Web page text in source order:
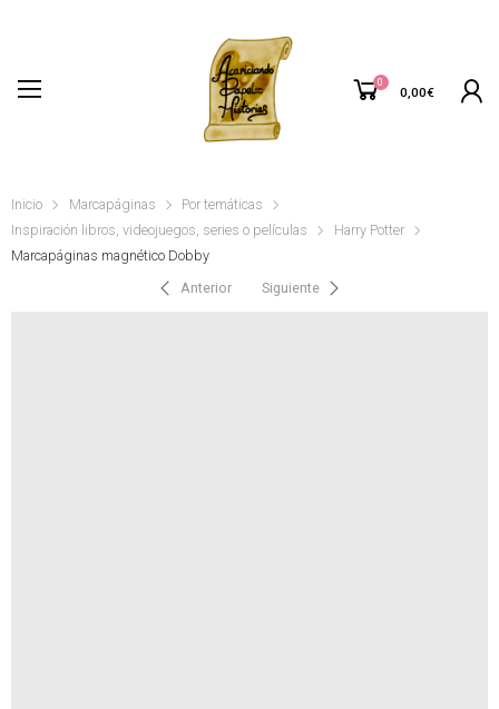
0
0,00€
Inicio Marcapáginas
Por temáticas
Inspiración libros, videojuegos, series o películas
Harry Potter
Marcapáginas magnético Dobby
Anterior
Siguiente